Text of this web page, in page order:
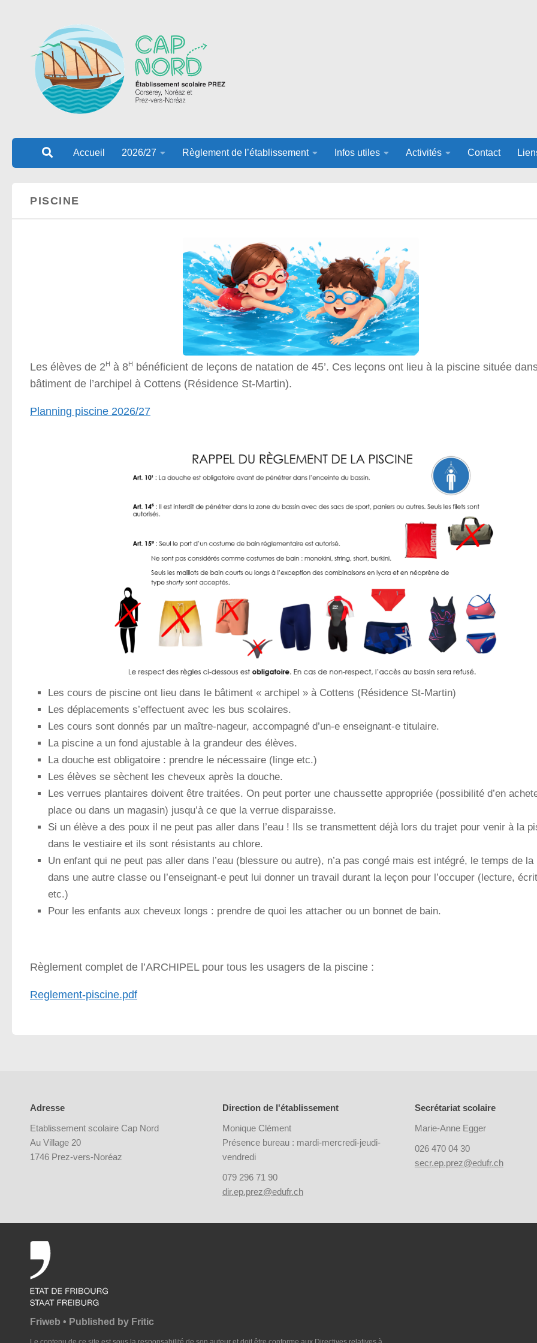
Accueil 2026/27 Règlement de l’établissement Infos utiles Activités Contact
PISCINE
Les élèves de 2H à 8H
bénéficient de leçons de natation de 45’. Ces leçons ont lieu à la piscine située
bâtiment de l’archipel à Cottens (Résidence St-Martin).
Planning piscine 2026/27
Les cours de piscine ont lieu dans le bâtiment « archipel » à Cottens (Résidence St-Martin)
Les déplacements s’effectuent avec les bus scolaires.
Les cours sont donnés par un maître-nageur, accompagné d’un-e enseignant-e titulaire.
La piscine a un fond ajustable à la grandeur des élèves.
La douche est obligatoire : prendre le nécessaire (linge etc.)
Les élèves se sèchent les cheveux après la douche.
Les verrues plantaires doivent être traitées. On peut porter une chaussette appropriée (possibilité d’en
place ou dans un magasin) jusqu’à ce que la verrue disparaisse.
Si un élève a des poux il ne peut pas aller dans l’eau ! Ils se transmettent déjà lors du trajet pour venir à la
dans le vestiaire et ils sont résistants au chlore.
Un enfant qui ne peut pas aller dans l’eau (blessure ou autre), n’a pas congé mais est intégré, le temps de la
dans une autre classe ou l’enseignant-e peut lui donner un travail durant la leçon pour l’occuper (lecture,
etc.)
Pour les enfants aux cheveux longs : prendre de quoi les attacher ou un bonnet de bain.
Règlement complet de l’ARCHIPEL pour tous les usagers de la piscine :
Reglement-piscine.pdf
Adresse
Etablissement scolaire Cap Nord
Au Village 20
1746 Prez-vers-Noréaz
Direction de l'établissement
Monique Clément
Présence bureau : mardi-mercredi-jeudi-
vendredi
079 296 71 90
dir.ep.prez@edufr.ch
Secrétariat scolaire
Marie-Anne Egger
026 470 04 30
secr.ep.prez@edufr.ch